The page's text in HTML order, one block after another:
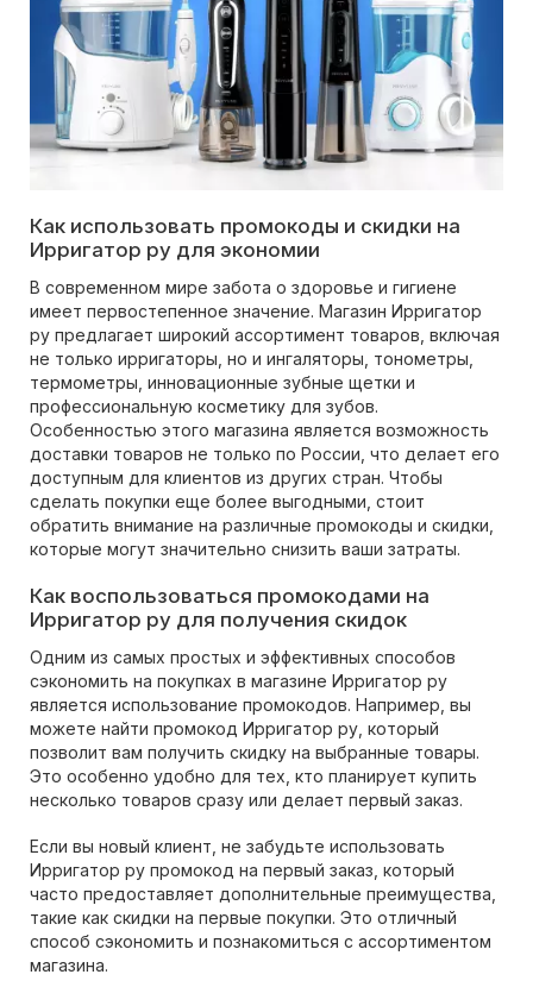
Как использовать промокоды и скидки на
Ирригатор ру для экономии
В современном мире забота о здоровье и гигиене
имеет первостепенное значение. Магазин Ирригатор
ру предлагает широкий ассортимент товаров, включая
не только ирригаторы, но и ингаляторы, тонометры,
термометры, инновационные зубные щетки и
профессиональную косметику для зубов.
Особенностью этого магазина является возможность
доставки товаров не только по России, что делает его
доступным для клиентов из других стран. Чтобы
сделать покупки еще более выгодными, стоит
обратить внимание на различные промокоды и скидки,
которые могут значительно снизить ваши затраты.
Как воспользоваться промокодами на
Ирригатор ру для получения скидок
Одним из самых простых и эффективных способов
сэкономить на покупках в магазине Ирригатор ру
является использование промокодов. Например, вы
можете найти промокод Ирригатор ру, который
позволит вам получить скидку на выбранные товары.
Это особенно удобно для тех, кто планирует купить
несколько товаров сразу или делает первый заказ.
Если вы новый клиент, не забудьте использовать
Ирригатор ру промокод на первый заказ, который
часто предоставляет дополнительные преимущества,
такие как скидки на первые покупки. Это отличный
способ сэкономить и познакомиться с ассортиментом
магазина.